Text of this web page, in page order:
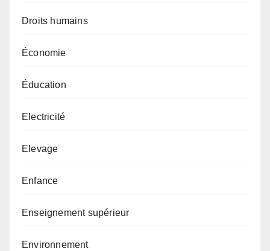
Droits humains
Économie
Éducation
Electricité
Elevage
Enfance
Enseignement supérieur
Environnement